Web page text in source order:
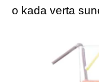
o kada verta